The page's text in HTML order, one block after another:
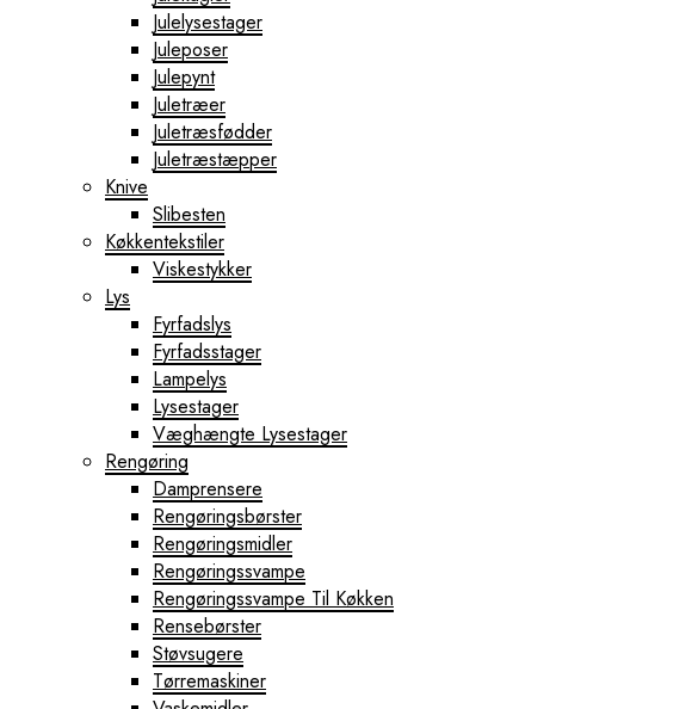
Julelysestager
Juleposer
Julepynt
Juletræer
Juletræsfødder
Juletræstæpper
Knive
Slibesten
Køkkentekstiler
Viskestykker
Lys
Fyrfadslys
Fyrfadsstager
Lampelys
Lysestager
Væghængte Lysestager
Rengøring
Damprensere
Rengøringsbørster
Rengøringsmidler
Rengøringssvampe
Rengøringssvampe Til Køkken
Rensebørster
Støvsugere
Tørremaskiner